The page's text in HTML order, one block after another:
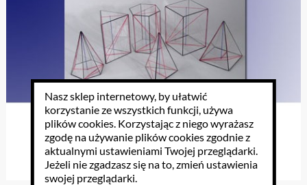
Nasz sklep internetowy, by ułatwić
korzystanie ze wszystkich funkcji, używa
plików cookies. Korzystając z niego wyrażasz
zgodę na używanie plików cookies zgodnie z
aktualnymi ustawieniami Twojej przeglądarki.
Jeżeli nie zgadzasz się na to, zmień ustawienia
swojej przeglądarki.